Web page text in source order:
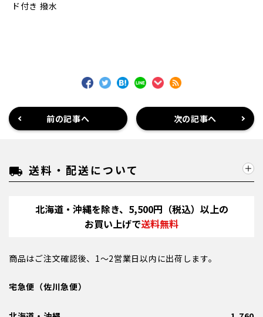
ド付き 撥水
前の記事へ 次の記事へ
local_shipping 送料・配送について
北海道・沖縄を除き、5,500円（税込）以上の
お買い上げで送料無料
商品はご注文確認後、1～2営業日以内に出荷します。
宅急便（佐川急便）